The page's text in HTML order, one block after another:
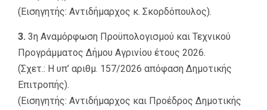
(Εισηγητής: Αντιδήμαρχος κ. Σκορδόπουλος).
3. 3η Αναμόρφωση Προϋπολογισμού και Τεχνικού
Προγράμματος Δήμου Αγρινίου έτους 2026.
(Σχετ.: H υπ’ αριθμ. 157/2026 απόφαση Δημοτικής
Επιτροπής).
(Εισηγητής: Αντιδήμαρχος και Προέδρος Δημοτικής